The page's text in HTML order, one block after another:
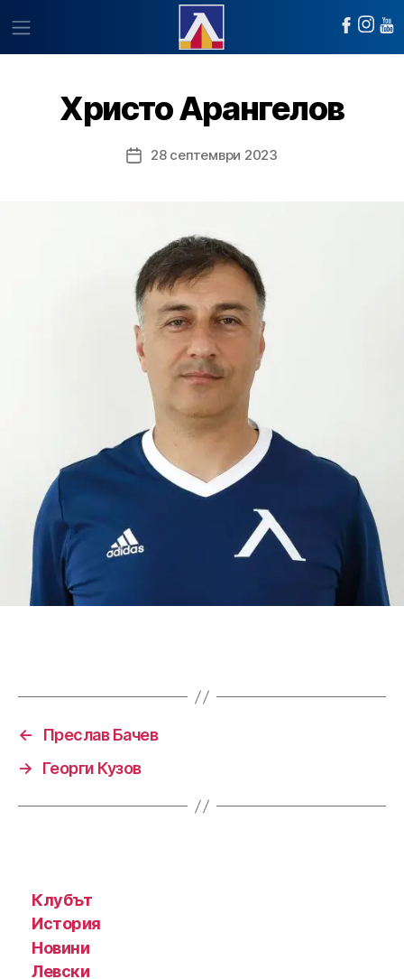
Христо Арангелов
Post28 септември 2023
←
Преслав Бачев
→
Георги Кузов
Клубът
История
Новини
Левски